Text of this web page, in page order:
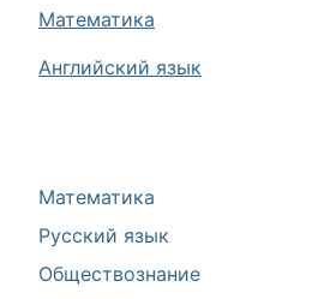
Математика
Русский язык
Обществознание
Математика
Английский язык